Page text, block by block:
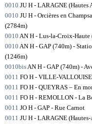
0010 JU H - LARAGNE (Hautes
0010 JU H - Orcières en
(2784m)
0010 AN H - Lus-la-Croix-Haute
0010 AN H - GAP (740m) -
(1246m)
0010bisAN H - GAP (740m) -
0011 FO H - VILLE-
0011 FO H - QUEYRAS – En
0011 FO H - REMOLLON - La
0011 JO H - GAP - Rue Carnot
0011 JU H - LARAGNE